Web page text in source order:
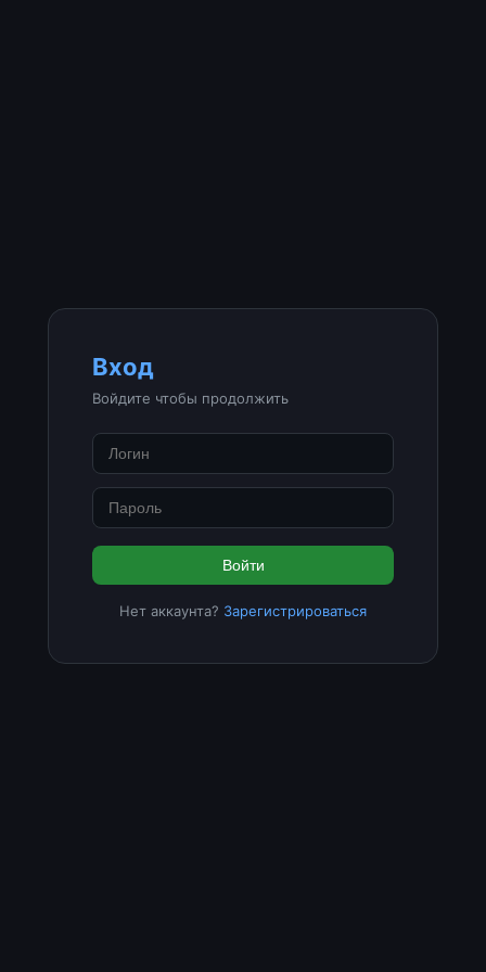
Вход
Войдите чтобы продолжить
Войти
Нет аккаунта? Зарегистрироваться